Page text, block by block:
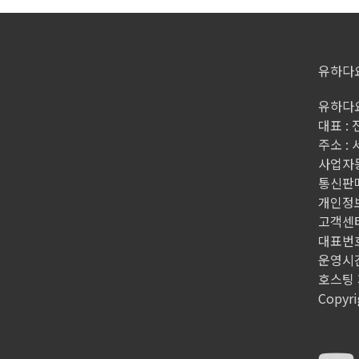
유하다
유하다
대표 :
주소 :
사업
통신
개인정
고객
대표
운영시
호스